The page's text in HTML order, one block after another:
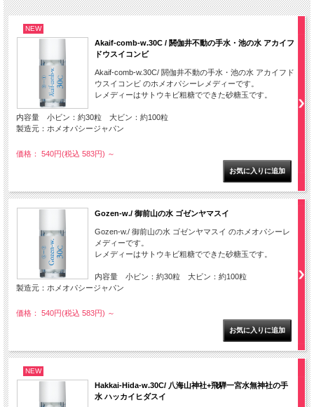
NEW
Akaif-comb-w.30C / 閼伽井不動の手水・池の水 アカイフ
ドウスイコンビ
Akaif-comb-w.30C/ 閼伽井不動の手水・池の水 アカイフド
ウスイコンビ のホメオパシーレメディーです。
レメディーはサトウキビ粗糖でできた砂糖玉です。
内容量 小ビン：約30粒 大ビン：約100粒
製造元：ホメオパシージャパン
価格： 540円(税込 583円) ～
Gozen-w./ 御前山の水 ゴゼンヤマスイ
Gozen-w./ 御前山の水 ゴゼンヤマスイ のホメオパシーレ
メディーです。
レメディーはサトウキビ粗糖でできた砂糖玉です。
内容量 小ビン：約30粒 大ビン：約100粒
製造元：ホメオパシージャパン
価格： 540円(税込 583円) ～
NEW
Hakkai-Hida-w.30C/ 八海山神社+飛騨一宮水無神社の手
水 ハッカイヒダスイ